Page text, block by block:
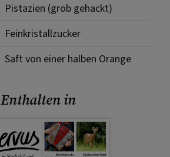
Pistazien (grob gehackt)
Feinkristallzucker
Saft von einer halben Orange
Enthalten in